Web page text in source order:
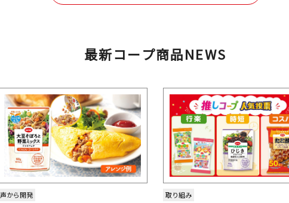
最新コープ商品NEWS
声から開発 取り組み